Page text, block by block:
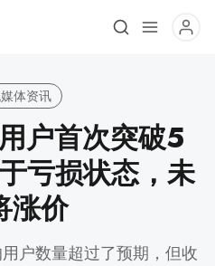
体资讯
户首次突破5
亏损状态，未
涨价
户数量超过了预期，但收